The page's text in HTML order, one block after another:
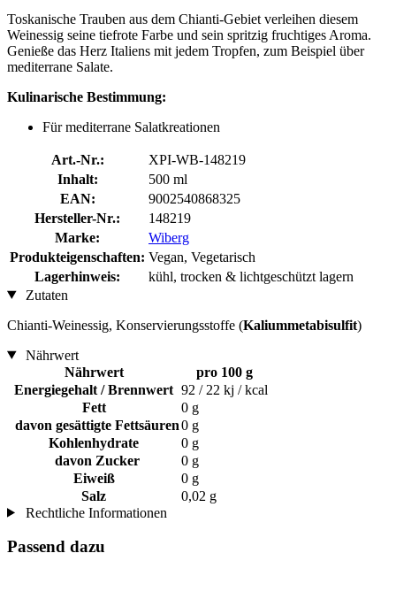
Toskanische Trauben aus dem Chianti-Gebiet verleihen diesem
Weinessig seine tiefrote Farbe und sein spritzig fruchtiges Aroma.
Genieße das Herz Italiens mit jedem Tropfen, zum Beispiel über
mediterrane Salate.
Kulinarische Bestimmung:
Für mediterrane Salatkreationen
Art.-Nr.:
XPI-WB-148219
Inhalt:
500 ml
EAN:
9002540868325
Hersteller-Nr.:
148219
Marke:
Wiberg
Produkteigenschaften: Vegan, Vegetarisch
Lagerhinweis:
kühl, trocken & lichtgeschützt lagern
Zutaten
Chianti-Weinessig, Konservierungsstoffe (Kaliummetabisulfit)
Nährwert
Nährwert
pro 100 g
Energiegehalt / Brennwert 92 / 22 kj / kcal
Fett
0 g
davon gesättigte Fettsäuren0 g
Kohlenhydrate
0 g
davon Zucker
0 g
Eiweiß
0 g
Salz
0,02 g
Rechtliche Informationen
Passend dazu